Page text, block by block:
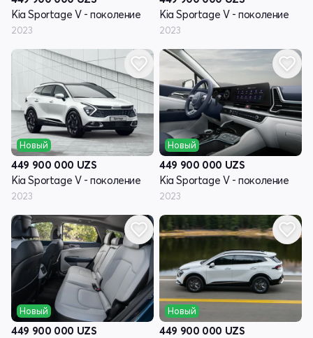
Kia Sportage V - поколение
2023
Kia Sportage V - поколение
2023
Новый
449 900 000 UZS
Kia Sportage V - поколение
2023
Новый
449 900 000 UZS
Kia Sportage V - поколение
2023
Новый
449 900 000 UZS
Новый
449 900 000 UZS